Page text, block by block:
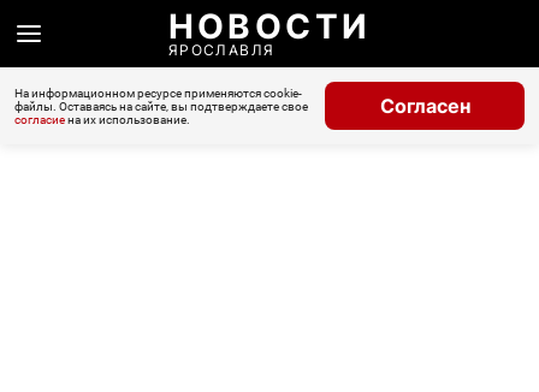
НОВОСТИ
ЯРОСЛАВЛЯ
На информационном ресурсе применяются cookie-
файлы. Оставаясь на сайте, вы подтверждаете свое
согласиена их использование.
Согласен